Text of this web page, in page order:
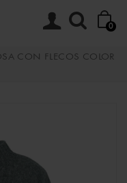
0
CON FLECOS COLOR